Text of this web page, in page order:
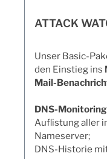
ATTACK
Unser Basic-
den Einstieg ins
Mail-
DNS-
Auflistung aller
Nameserver;
DNS-Historie